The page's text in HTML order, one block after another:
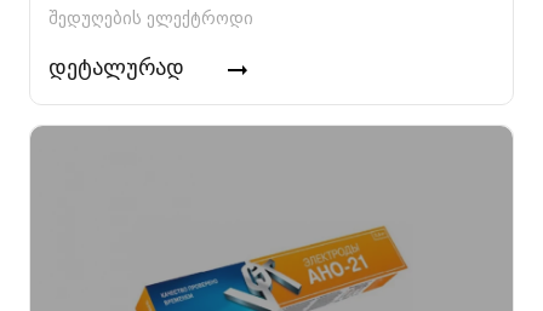
შედუღების ელექტროდი
დეტალურად